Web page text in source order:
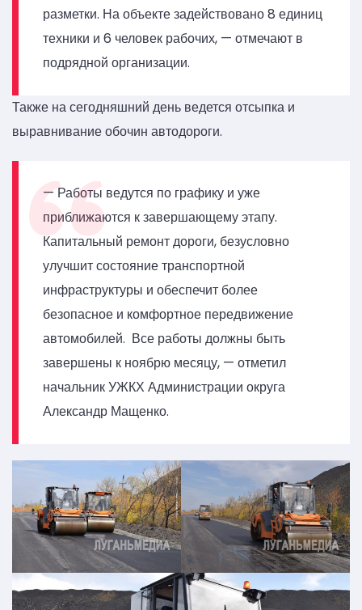
разметки. На объекте задействовано 8 единиц
техники и 6 человек рабочих, — отмечают в
подрядной организации.
Также на сегодняшний день ведется отсыпка и
выравнивание обочин автодороги.
— Работы ведутся по графику и уже
приближаются к завершающему этапу.
Капитальный ремонт дороги, безусловно
улучшит состояние транспортной
инфраструктуры и обеспечит более
безопасное и комфортное передвижение
автомобилей. Все работы должны быть
завершены к ноябрю месяцу, — отметил
начальник УЖКХ Администрации округа
Александр Мащенко.